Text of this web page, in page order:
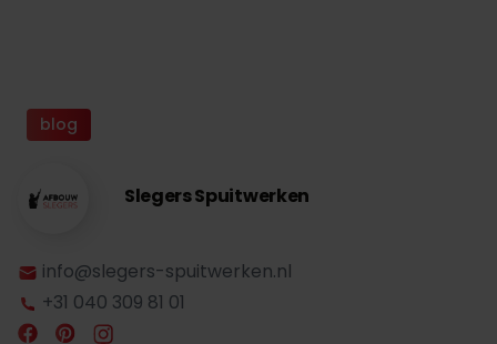
blog
Slegers Spuitwerken
info@slegers-spuitwerken.nl
+31 040 309 81 01